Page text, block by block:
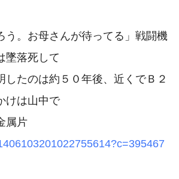
。お母さんが待ってる」戦闘機
墜落死して
したのは約５０年後、近くでＢ２
けは山中で